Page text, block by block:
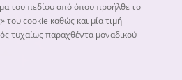
του πεδίου από όπου προήλθε το
του cookie καθώς και μία τιμή
τυχαίως παραχθέντα μοναδικού